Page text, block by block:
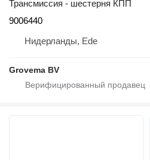
Трансмиссия - шестерня КПП
9006440
Нидерланды, Ede
Grovema BV